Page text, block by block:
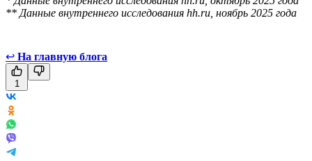
** Данные внутреннего исследования hh.ru, ноябрь 2025 года
↩ На главную блога
1